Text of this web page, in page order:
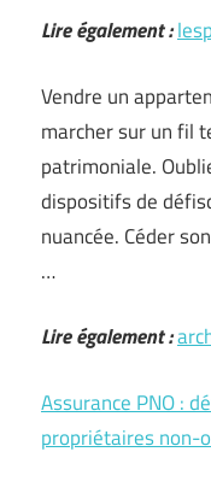
Lire également :
Vendre un
marcher sur un fil
patrimoniale.
dispositifs de
nuancée. Céder
…
Lire également :
Assurance PNO :
propriétaires non-